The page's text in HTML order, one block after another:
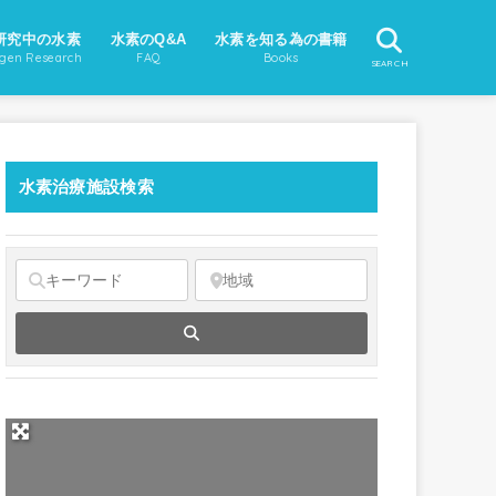
究中の水素
Research
水素のQ&A
FAQ
水素を知る為の書籍
Books SEARCH
水素治療施設検索